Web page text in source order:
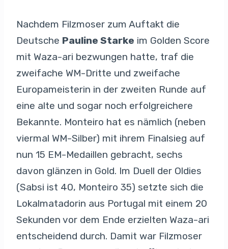
Nachdem Filzmoser zum Auftakt die
Deutsche Pauline Starke im Golden Score
mit Waza-ari bezwungen hatte, traf die
zweifache WM-Dritte und zweifache
Europameisterin in der zweiten Runde auf
eine alte und sogar noch erfolgreichere
Bekannte. Monteiro hat es nämlich (neben
viermal WM-Silber) mit ihrem Finalsieg auf
nun 15 EM-Medaillen gebracht, sechs
davon glänzen in Gold. Im Duell der Oldies
(Sabsi ist 40, Monteiro 35) setzte sich die
Lokalmatadorin aus Portugal mit einem 20
Sekunden vor dem Ende erzielten Waza-ari
entscheidend durch. Damit war Filzmoser